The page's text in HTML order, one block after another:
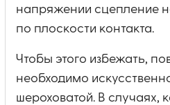
напряжении сцепление
по плоскости контакта.
Чтобы этого избежать,
необходимо
шероховатой. В случаях,